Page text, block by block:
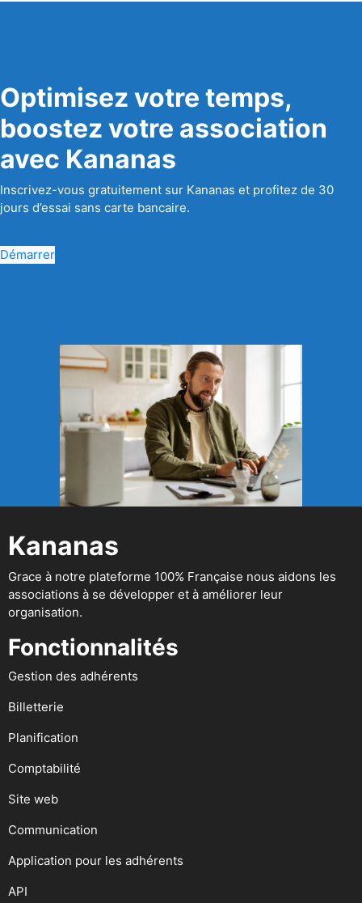
Optimisez votre temps,
boostez votre association
avec Kananas
Inscrivez-vous gratuitement sur Kananas et profitez de 30
jours d’essai sans carte bancaire.
Démarrer
Kananas
Grace à notre plateforme 100% Française nous aidons les
associations à se développer et à améliorer leur
organisation.
Fonctionnalités
Gestion des adhérents
Billetterie
Planification
Comptabilité
Site web
Communication
Application pour les adhérents
API